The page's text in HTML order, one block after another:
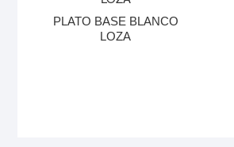
PLATO BASE BLANCO
LOZA